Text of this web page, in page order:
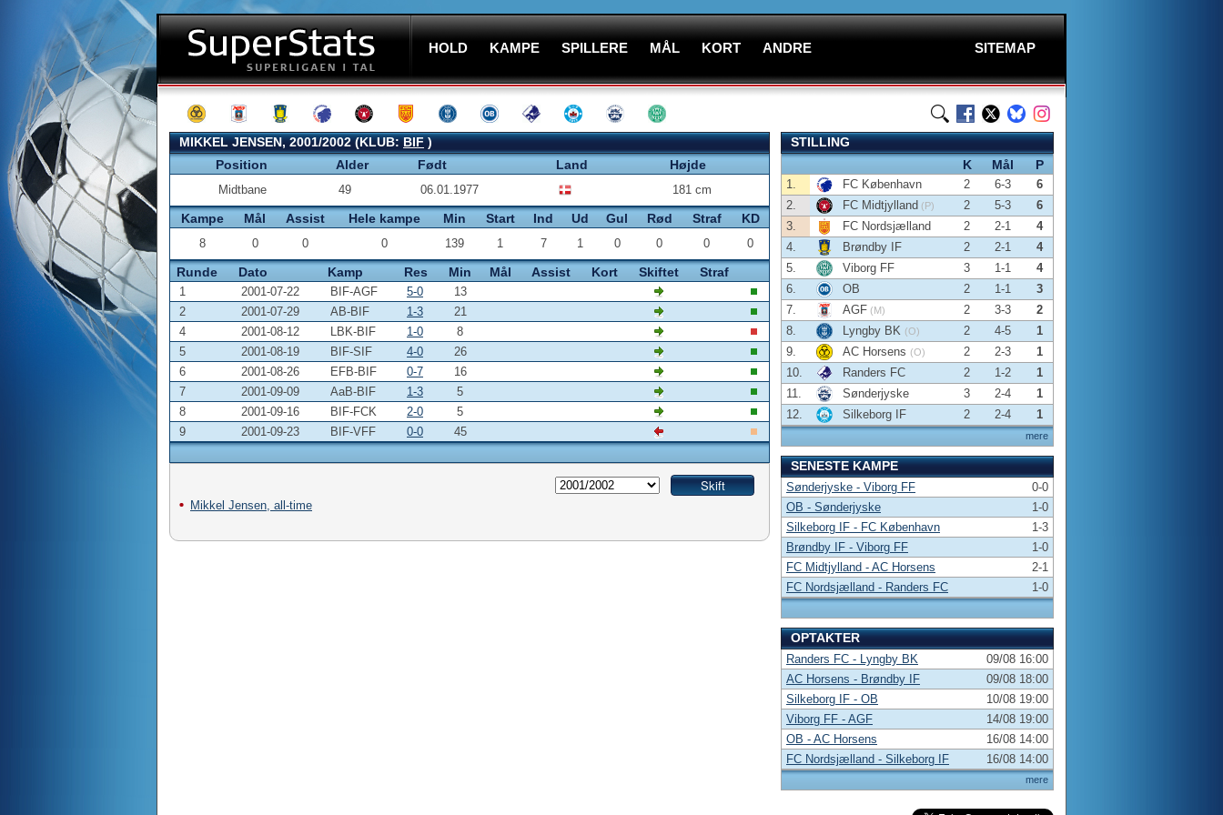
HOLD KAMPE SPILLERE MÅL KORT ANDRE SITEMAP
MIKKEL JENSEN, 2001/2002 (KLUB:BIF)
Position
Alder Født Land Højde
Midtbane 49 06.01.1977 181 cm
Kampe Mål Assist Hele kampe Min Start Ind Ud Gul Rød Straf KD
8 0 0 0 139 1 7 1 0 0 0 0
Runde Dato Kamp Res Min Mål Assist Kort Skiftet Straf
1 2001-07-22 BIF-AGF 5-0
13
2
2001-07-29 AB-BIF 1-3
21
4
2001-08-12 LBK-BIF 1-0
8
5
2001-08-19 BIF-SIF 4-0
26
6
2001-08-26 EFB-BIF 0-7
16
7
2001-09-09 AaB-BIF 1-3
5
8
2001-09-16 BIF-FCK 2-0
5
9
2001-09-23 BIF-VFF 0-0 45
Mikkel Jensen, all-time
STILLING
K
Mål P
mere
1. FC København 2 6-3
6
2.
FC Midtjylland (P) 2 5-3
6
3.
FC Nordsjælland 2 2-1
4
4.
Brøndby IF 2 2-1
4
5.
Viborg FF 3 1-1
4
6.
OB 2 1-1
3
7.
AGF (M) 2 3-3
2
8.
Lyngby BK (O) 2 4-5
1
9.
AC Horsens (O) 2 2-3
1
10.
Randers FC 2 1-2
1
11.
Sønderjyske 3 2-4
1
12.
Silkeborg IF 2 2-4 1
SENESTE KAMPE
Sønderjyske - Viborg FF
0-0
OB - Sønderjyske
1-0
Silkeborg IF - FC København
1-3
Brøndby IF - Viborg FF
1-0
FC Midtjylland - AC Horsens
2-1
FC Nordsjælland - Randers FC
1-0
OPTAKTER
mere
Randers FC - Lyngby BK
09/08 16:00
AC Horsens - Brøndby IF
09/08 18:00
Silkeborg IF - OB
10/08 19:00
Viborg FF - AGF
14/08 19:00
OB - AC Horsens
16/08 14:00
FC Nordsjælland - Silkeborg IF
16/08 14:00